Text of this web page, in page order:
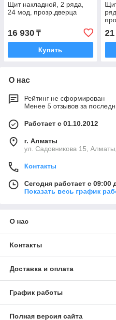
Щит накладной, 2 ряда,
24 мод, прозр.дверца
16 930 ₸
Купить
О нас
Рейтинг не сформирован
Менее 5 отзывов за
Работает с 01.10.2012
г. Алматы
ул. Садовникова 15,
Контакты
Сегодня работает с 09:00
Показать весь график
О нас
Контакты
Доставка и оплата
График работы
Полная версия сайта